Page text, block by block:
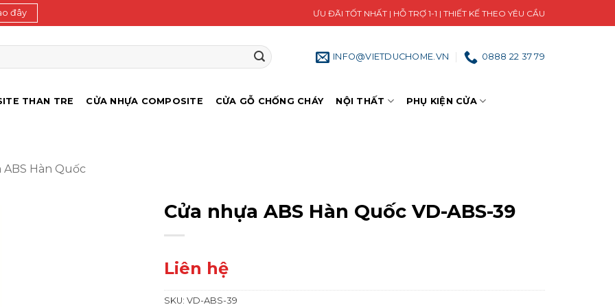
đây ƯU ĐÃI TỐT NHẤT | HỖ TRỢ 1-1 | THIẾT KẾ THEO YÊU CẦU
INFO@VIETDUCHOME.VN 0888 22 37 79
THAN TRE CỬA NHỰA COMPOSITE CỬA GỖ CHỐNG CHÁY NỘI THẤT PHỤ KIỆN CỬA
ABS Hàn Quốc
Cửa nhựa ABS Hàn Quốc VD-ABS-39
Liên hệ
SKU: VD-ABS-39